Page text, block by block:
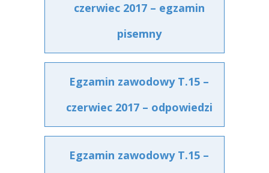
czerwiec 2017 – egzamin
pisemny
Egzamin zawodowy T.15 –
czerwiec 2017 – odpowiedzi
Egzamin zawodowy T.15 –